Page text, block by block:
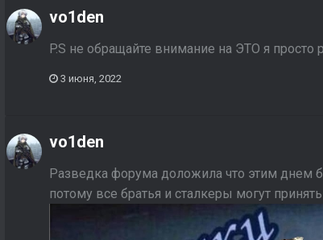
vo1den
P.S не обращайте внимание на ЭТО я
3 июня, 2022
vo1den
Разведка форума доложила что этим днем
потому все братья и сталкеры могут